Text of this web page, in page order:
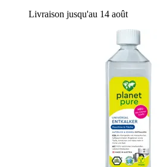
Livraison jusqu'au 14 août